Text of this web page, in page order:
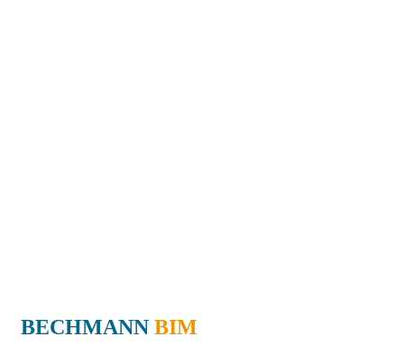
BECHMANN BIM